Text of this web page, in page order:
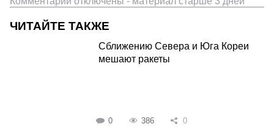
ЧИТАЙТЕ ТАКЖЕ
Сближению Севера и Юга Кореи
мешают ракеты
0 386 0